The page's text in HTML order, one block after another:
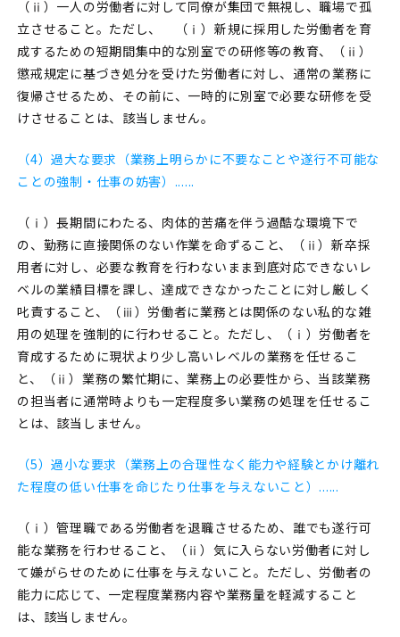
（ⅱ）一人の労働者に対して同僚が集団で無視し、職場で孤
立させること。ただし、 （ⅰ）新規に採用した労働者を育
成するための短期間集中的な別室での研修等の教育、（ⅱ）
懲戒規定に基づき処分を受けた労働者に対し、通常の業務に
復帰させるため、その前に、一時的に別室で必要な研修を受
けさせることは、該当しません。
（4）過大な要求（業務上明らかに不要なことや遂行不可能な
ことの強制・仕事の妨害）......
（ⅰ）長期間にわたる、肉体的苦痛を伴う過酷な環境下で
の、勤務に直接関係のない作業を命ずること、（ⅱ）新卒採
用者に対し、必要な教育を行わないまま到底対応できないレ
ベルの業績目標を課し、達成できなかったことに対し厳しく
叱責すること、（ⅲ）労働者に業務とは関係のない私的な雑
用の処理を強制的に行わせること。ただし、（ⅰ）労働者を
育成するために現状より少し高いレベルの業務を任せるこ
と、（ⅱ）業務の繁忙期に、業務上の必要性から、当該業務
の担当者に通常時よりも一定程度多い業務の処理を任せるこ
とは、該当しません。
（5）過小な要求（業務上の合理性なく能力や経験とかけ離れ
た程度の低い仕事を命じたり仕事を与えないこと）......
（ⅰ）管理職である労働者を退職させるため、誰でも遂行可
能な業務を行わせること、（ⅱ）気に入らない労働者に対し
て嫌がらせのために仕事を与えないこと。ただし、労働者の
能力に応じて、一定程度業務内容や業務量を軽減すること
は、該当しません。